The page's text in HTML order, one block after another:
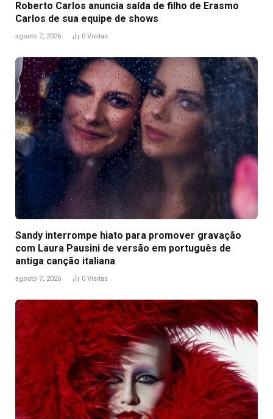
Roberto Carlos anuncia saída de filho de Erasmo
Carlos de sua equipe de shows
agosto 7, 2026 0 Visitas
Sandy interrompe hiato para promover gravação
com Laura Pausini de versão em português de
antiga canção italiana
agosto 7, 2026 0 Visitas